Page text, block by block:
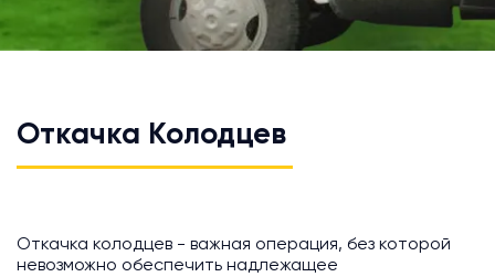
Откачка Колодцев
Откачка колодцев - важная операция, без которой
невозможно обеспечить надлежащее